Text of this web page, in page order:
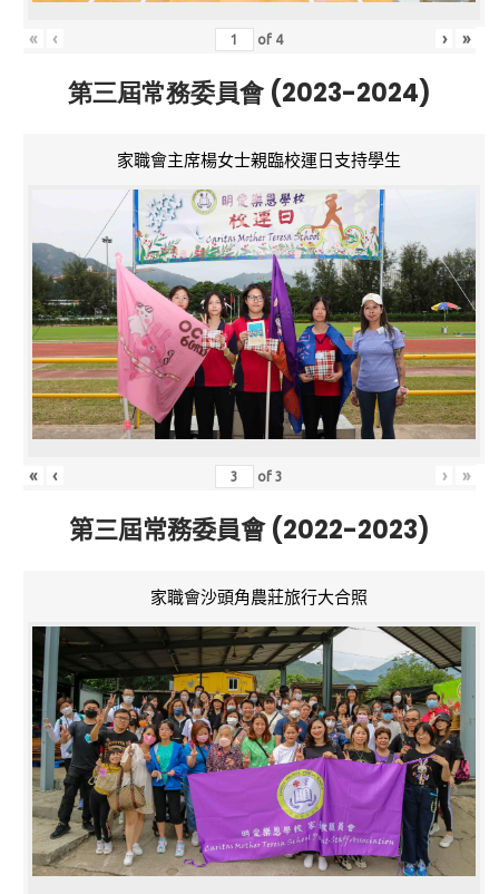
« ‹ of 4 › »
第三屆常務委員會 (2023-2024)
家職會主席楊女士親臨校運日支持學生
« ‹ of3 › »
第三屆常務委員會 (2022-2023)
家職會沙頭角農莊旅行大合照